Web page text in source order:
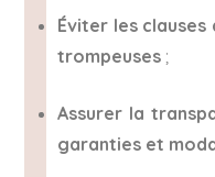
Éviter les clauses
trompeuses ;
Assurer la
garanties et